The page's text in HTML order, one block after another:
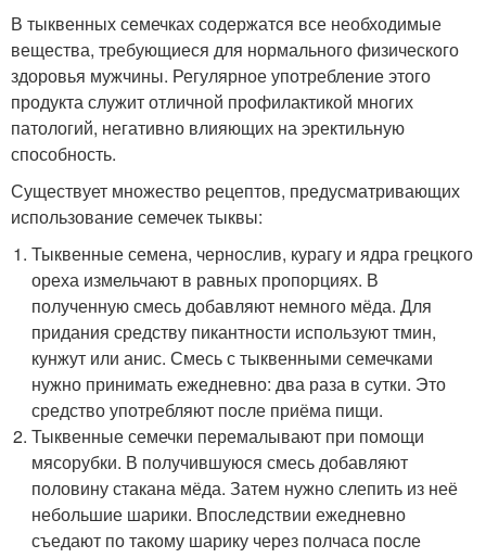
В тыквенных семечках содержатся все необходимые
вещества, требующиеся для нормального физического
здоровья мужчины. Регулярное употребление этого
продукта служит отличной профилактикой многих
патологий, негативно влияющих на эректильную
способность.
Существует множество рецептов, предусматривающих
использование семечек тыквы:
Тыквенные семена, чернослив, курагу и ядра грецкого
ореха измельчают в равных пропорциях. В
полученную смесь добавляют немного мёда. Для
придания средству пикантности используют тмин,
кунжут или анис. Смесь с тыквенными семечками
нужно принимать ежедневно: два раза в сутки. Это
средство употребляют после приёма пищи.
Тыквенные семечки перемалывают при помощи
мясорубки. В получившуюся смесь добавляют
половину стакана мёда. Затем нужно слепить из неё
небольшие шарики. Впоследствии ежедневно
съедают по такому шарику через полчаса после